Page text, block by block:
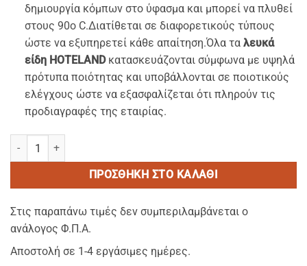
δημιουργία κόμπων στο ύφασμα και μπορεί να πλυθεί
στους 90ο C.Διατίθεται σε διαφορετικούς τύπους
ώστε να εξυπηρετεί κάθε απαίτηση.Όλα τα λευκά
είδη HOTELAND κατασκευάζονται σύμφωνα με υψηλά
πρότυπα ποιότητας και υποβάλλονται σε ποιοτικούς
ελέγχους ώστε να εξασφαλίζεται ότι πληρούν τις
προδιαγραφές της εταιρίας.
ΡΙΓΕ 0,5 ΠΟΝΤΩΝ-ΣΕΝΤΟΝΙ ΔΙΠΛΟ (2,50 x 2,80cm) ΒΑΜΒΑΚΟΣΑΤΕΝ
ΠΡΟΣΘΉΚΗ ΣΤΟ ΚΑΛΆΘΙ
Στις παραπάνω τιμές δεν συμπεριλαμβάνεται ο
ανάλογος Φ.Π.Α.
Αποστολή σε 1-4 εργάσιμες ημέρες.